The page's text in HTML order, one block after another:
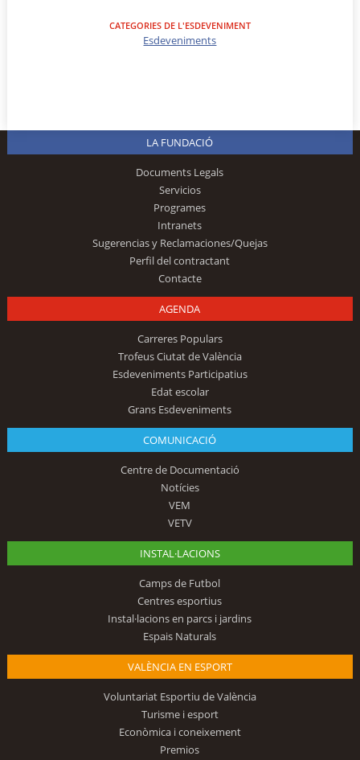
CATEGORIES DE L'ESDEVENIMENT
Esdeveniments
LA FUNDACIÓ
Documents Legals
Servicios
Programes
Intranets
Sugerencias y Reclamaciones/Quejas
Perfil del contractant
Contacte
AGENDA
Carreres Populars
Trofeus Ciutat de València
Esdeveniments Participatius
Edat escolar
Grans Esdeveniments
COMUNICACIÓ
Centre de Documentació
Notícies
VEM
VETV
INSTAL·LACIONS
Camps de Futbol
Centres esportius
Instal·lacions en parcs i jardins
Espais Naturals
VALÈNCIA EN ESPORT
Voluntariat Esportiu de València
Turisme i esport
Econòmica i coneixement
Premios